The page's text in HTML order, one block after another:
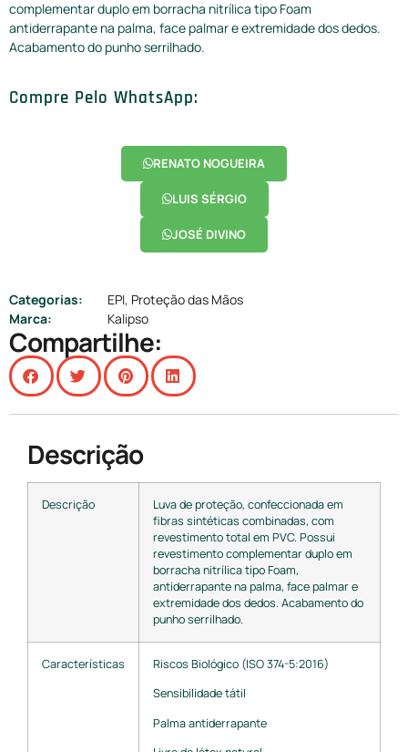
complementar duplo em borracha nitrílica tipo Foam
antiderrapante na palma, face palmar e extremidade dos dedos.
Acabamento do punho serrilhado.
Compre Pelo WhatsApp:
RENATO NOGUEIRA
LUIS SÉRGIO
JOSÉ DIVINO
Categorias: EPI, Proteção das Mãos
Marca:
Kalipso
Compartilhe:
Descrição
Descrição
Luva de proteção, confeccionada em
fibras sintéticas combinadas, com
revestimento total em PVC. Possui
revestimento complementar duplo em
borracha nitrílica tipo Foam,
antiderrapante na palma, face palmar e
extremidade dos dedos. Acabamento do
punho serrilhado.
Características
Riscos Biológico (ISO 374-5:2016)
Sensibilidade tátil
Palma antiderrapante